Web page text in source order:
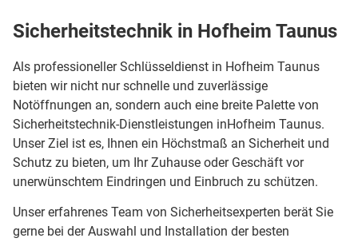
Sicherheitstechnik in Hofheim Taunus
Als professioneller Schlüsseldienst in Hofheim Taunus
bieten wir nicht nur schnelle und zuverlässige
Notöffnungen an, sondern auch eine breite Palette von
Sicherheitstechnik-Dienstleistungen inHofheim Taunus.
Unser Ziel ist es, Ihnen ein Höchstmaß an Sicherheit und
Schutz zu bieten, um Ihr Zuhause oder Geschäft vor
unerwünschtem Eindringen und Einbruch zu schützen.
Unser erfahrenes Team von Sicherheitsexperten berät Sie
gerne bei der Auswahl und Installation der besten